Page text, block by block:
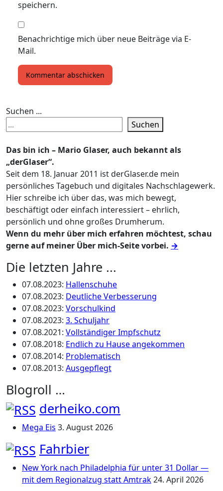
speichern.
Benachrichtige mich über neue Beiträge via E-
Mail.
Suchen ...
Suchen
Das bin ich – Mario Glaser, auch bekannt als
„derGlaser“.
Seit dem 18. Januar 2011 ist derGlaser.de mein
persönliches Tagebuch und digitales Nachschlagewerk.
Hier schreibe ich über das, was mich bewegt,
beschäftigt oder einfach interessiert – ehrlich,
persönlich und ohne großes Drumherum.
Wenn du mehr über mich erfahren möchtest, schau
gerne auf meiner Über mich-Seite vorbei. →
Die letzten Jahre ...
07.08.2023: Hallenschuhe
07.08.2023: Deutliche Verbesserung
07.08.2023: Vorschulkind
07.08.2023: 3. Schuljahr
07.08.2021: Vollständiger Impfschutz
07.08.2018: Endlich zu Hause angekommen
07.08.2014: Problematisch
07.08.2013: Ausgepflegt
Blogroll …
derheiko.com
Mega Eis 3. August 2026
Fahrbier
New York nach Philadelphia für unter 31 Dollar —
mit dem Regionalzug statt Amtrak24. April 2026